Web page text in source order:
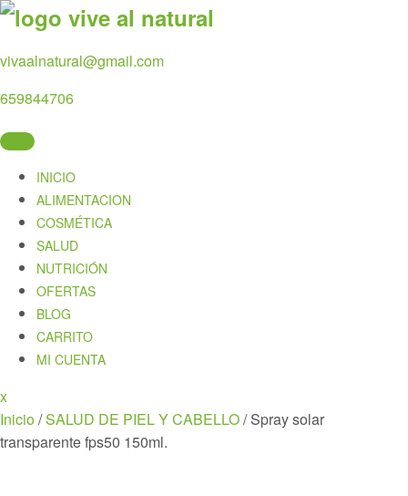
Skip
content
vivaalnatural@gmail.com
659844706
INICIO
ALIMENTACION
COSMÉTICA
SALUD
NUTRICIÓN
OFERTAS
BLOG
CARRITO
MI CUENTA
xClose
Menu
Inicio/SALUD DE PIEL Y CABELLO/ Spray solar
transparente fps50 150ml.